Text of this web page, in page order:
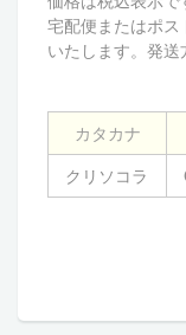
宅配便またはポス
いたします。発送
カタカナ
クリソコラ